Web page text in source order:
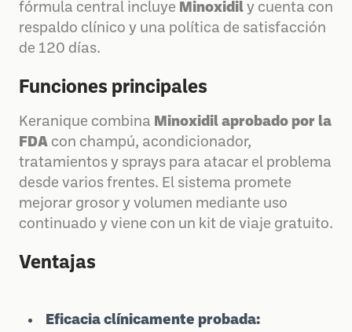
fórmula central incluye Minoxidil y cuenta con
respaldo clínico y una política de satisfacción
de 120 días.
Funciones principales
Keranique combina Minoxidil aprobado por la
FDA con champú, acondicionador,
tratamientos y sprays para atacar el problema
desde varios frentes. El sistema promete
mejorar grosor y volumen mediante uso
continuado y viene con un kit de viaje gratuito.
Ventajas
Eficacia clínicamente probada: